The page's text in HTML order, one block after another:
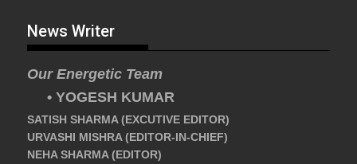
News Writer
Our Energetic Team
• YOGESH KUMAR
SATISH SHARMA (EXCUTIVE EDITOR)
URVASHI MISHRA (EDITOR-IN-CHIEF)
NEHA SHARMA (EDITOR)